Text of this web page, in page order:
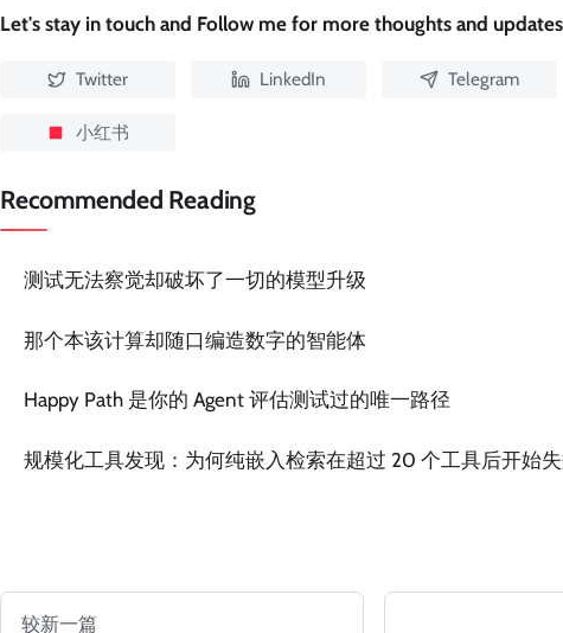
Let's stay in touch and Follow me for more thoughts and updates
Twitter LinkedIn Telegram
小红书
Recommended Reading
测试无法察觉却破坏了一切的模型升级
那个本该计算却随口编造数字的智能体
Happy Path 是你的 Agent 评估测试过的唯一路径
规模化工具发现：为何纯嵌入检索在超过 20 个工具后开始
较新一篇